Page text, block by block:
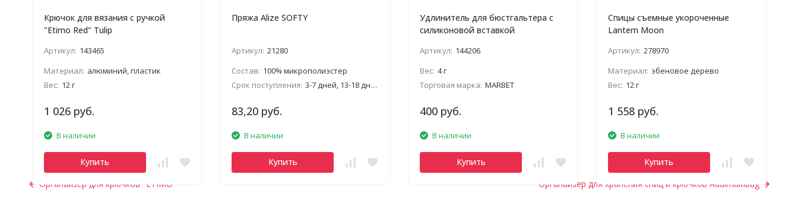
Крючок для вязания с ручкой
"Etimo Red" Tulip
Артикул: 143465
Материал: алюминий, пластик
Вес: 12 г
1 026 руб.
В наличии
Купить
Пряжа Alize SOFTY
Артикул: 21280
Состав: 100% микрополиэстер
Срок поступления: 3-7 дней, 13-18 дней
83,20 руб.
В наличии
Купить
Удлинитель для бюстгальтера с
силиконовой вставкой
Артикул: 144206
Вес: 4 г
Торговая марка: MARBET
400 руб.
В наличии
Купить
Спицы съемные укороченные
Lantern Moon
Артикул: 278970
Материал: эбеновое дерево
Вес: 12 г
1 558 руб.
В наличии
Купить
Органайзер для крючков "ETIMO" Органайзер для хранения спиц и крючков Addimultibag